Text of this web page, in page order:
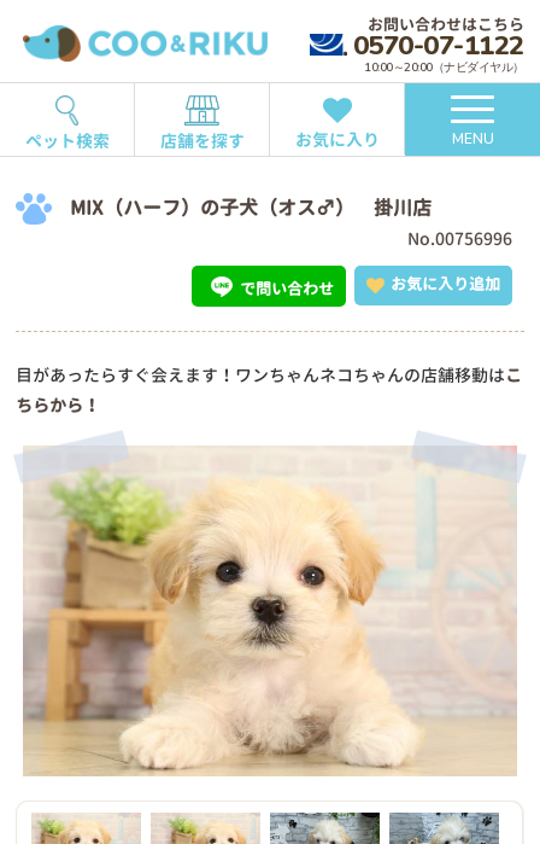
お問い合わせはこちら
0570-07-1122
10:00～20:00（ナビダイヤル）
ペット検索 店舗を探す お気に入り MENU
MIX（ハーフ）の子犬（オス♂） 掛川店
No.00756996
お気に入り追加
で問い合わせ
目があったらすぐ会えます！ワンちゃんネコちゃんの店舗移動はこ
ちらから！